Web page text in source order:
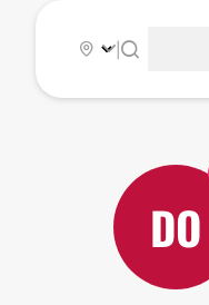
|
DO